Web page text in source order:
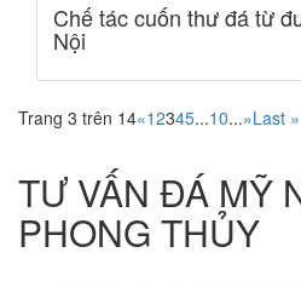
Chế tác cuốn thư đá từ
Nội
Trang 3 trên 14«12345...10...»Last »
TƯ VẤN ĐÁ MỸ
PHONG THỦY